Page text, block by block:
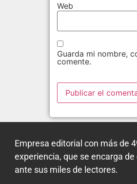
Web
Guarda mi nombre,
comente.
Empresa editorial con más de
experiencia, que se encarga
ante sus miles de lectores.